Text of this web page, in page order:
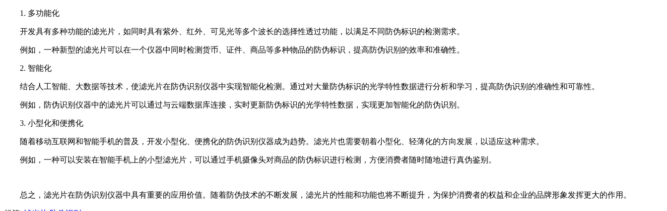
1. 多功能化
开发具有多种功能的滤光片，如同时具有紫外、红外、可见光等多个波长的选择性透过功能，以满足不同防伪标识的检测需求。
例如，一种新型的滤光片可以在一个仪器中同时检测货币、证件、商品等多种物品的防伪标识，提高防伪识别的效率和准确性。
2. 智能化
结合人工智能、大数据等技术，使滤光片在防伪识别仪器中实现智能化检测。通过对大量防伪标识的光学特性数据进行分析和学习，提高防伪识别的准确性和可靠性。
例如，防伪识别仪器中的滤光片可以通过与云端数据库连接，实时更新防伪标识的光学特性数据，实现更加智能化的防伪识别。
3. 小型化和便携化
随着移动互联网和智能手机的普及，开发小型化、便携化的防伪识别仪器成为趋势。滤光片也需要朝着小型化、轻薄化的方向发展，以适应这种需求。
例如，一种可以安装在智能手机上的小型滤光片，可以通过手机摄像头对商品的防伪标识进行检测，方便消费者随时随地进行真伪鉴别。
总之，滤光片在防伪识别仪器中具有重要的应用价值。随着防伪技术的不断发展，滤光片的性能和功能也将不断提升，为保护消费者的权益和企业的品牌形象发挥更大的作用。